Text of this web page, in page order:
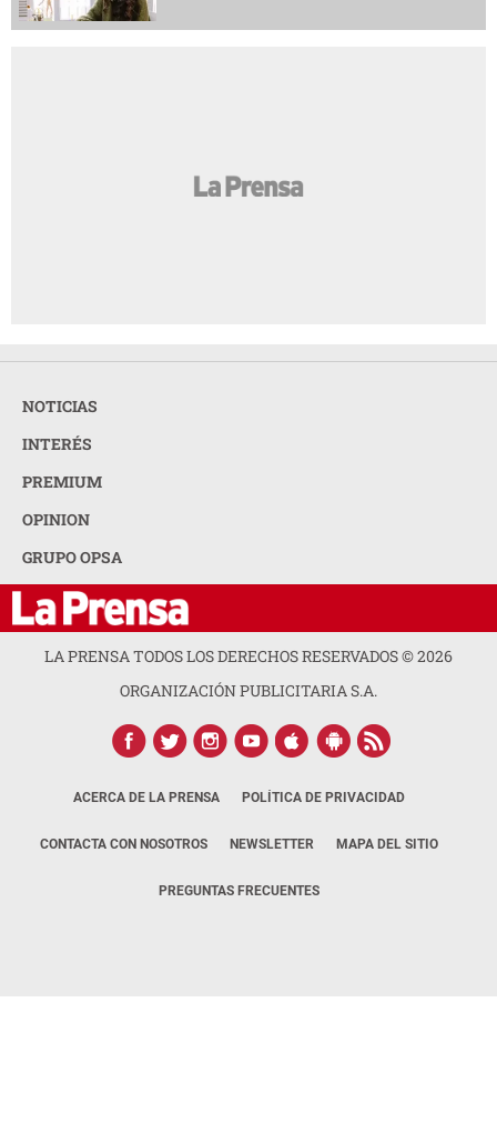
NOTICIAS
INTERÉS
PREMIUM
OPINION
GRUPO OPSA
LA PRENSA TODOS LOS DERECHOS RESERVADOS ©2026
ORGANIZACIÓN PUBLICITARIA S.A.
ACERCA DE LA PRENSA POLÍTICA DE PRIVACIDAD
CONTACTA CON NOSOTROS NEWSLETTER MAPA DEL SITIO
PREGUNTAS FRECUENTES